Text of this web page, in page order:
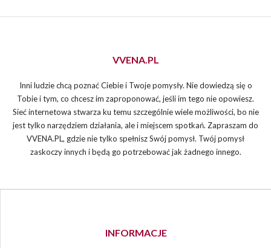
VVENA.PL
Inni ludzie chcą poznać Ciebie i Twoje pomysły. Nie dowiedzą się o
Tobie i tym, co chcesz im zaproponować, jeśli im tego nie opowiesz.
Sieć internetowa stwarza ku temu szczególnie wiele możliwości, bo nie
jest tylko narzędziem działania, ale i miejscem spotkań. Zapraszam do
VVENA.PL, gdzie nie tylko spełnisz Swój pomysł. Twój pomysł
zaskoczy innych i będą go potrzebować jak żadnego innego.
INFORMACJE